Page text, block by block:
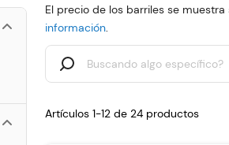
El precio de los barriles se
información.
Artículos 1-12 de 24 productos